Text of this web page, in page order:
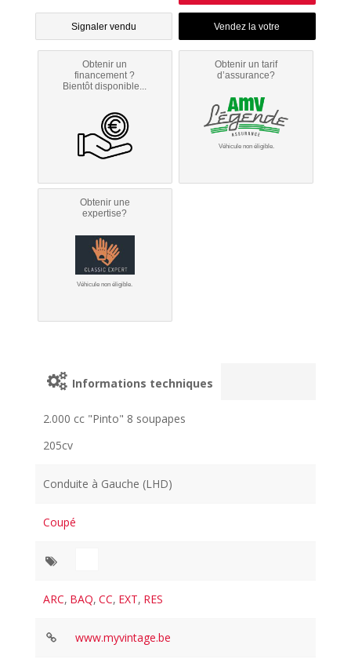
Signaler vendu
Obtenir un
financement ?
Bientôt disponible...
Obtenir un tarif
d’assurance?
Véhicule non éligible.
Obtenir une
expertise?
Véhicule non éligible.
Informations techniques
2.000 cc "Pinto" 8 soupapes
205cv
Conduite à Gauche (LHD)
Coupé
ARC, BAQ, CC, EXT, RES
www.myvintage.be